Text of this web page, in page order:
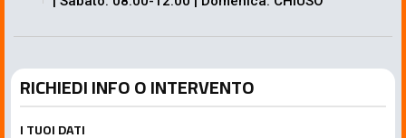
RICHIEDI INFO O INTERVENTO
I TUOI DATI